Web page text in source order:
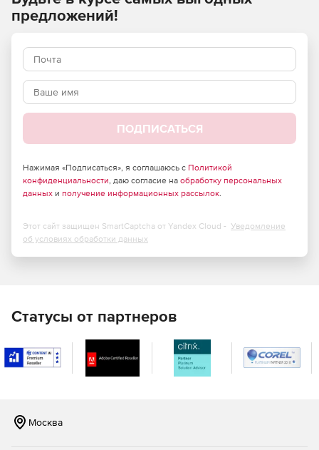
Вычисление и выбор источника изображения.
Обрабатывает 32-битные и 64-битные источники
Обнаружение пустых страниц.
Количество согласований передачи изображений.
Возможность сохранить и восстановить
конфигурацию сканера из файла.
Возможность обнаруживать и читать символы штрих-
кода, включая коды 39/128/93, EAN-8/13, PostNet,
PDF417, 2 из 5 Matrix и многие другие.
предложений!
ПОДПИСАТЬСЯ
Нажимая «Подписаться», я соглашаюсь с Политикой
конфиденциальности, даю согласие на обработку персональных
данных и получение информационных рассылок.
Этот сайт защищен SmartCaptcha от Yandex Cloud - Уведомление
об условиях обработки данных
Статусы от партнеров
Москва